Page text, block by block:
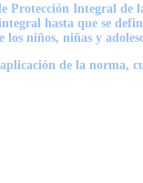
Integral de
hasta que se
niños, niñas y
de la